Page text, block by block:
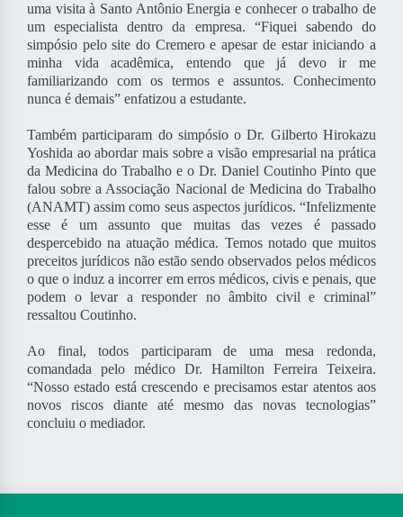
uma visita à Santo Antônio Energia e conhecer o trabalho de
um especialista dentro da empresa. “Fiquei sabendo do
simpósio pelo site do Cremero e apesar de estar iniciando a
minha vida acadêmica, entendo que já devo ir me
familiarizando com os termos e assuntos. Conhecimento
nunca é demais” enfatizou a estudante.
Também participaram do simpósio o Dr. Gilberto Hirokazu
Yoshida ao abordar mais sobre a visão empresarial na prática
da Medicina do Trabalho e o Dr. Daniel Coutinho Pinto que
falou sobre a Associação Nacional de Medicina do Trabalho
(ANAMT) assim como seus aspectos jurídicos. “Infelizmente
esse é um assunto que muitas das vezes é passado
despercebido na atuação médica. Temos notado que muitos
preceitos jurídicos não estão sendo observados pelos médicos
o que o induz a incorrer em erros médicos, civis e penais, que
podem o levar a responder no âmbito civil e criminal”
ressaltou Coutinho.
Ao final, todos participaram de uma mesa redonda,
comandada pelo médico Dr. Hamilton Ferreira Teixeira.
“Nosso estado está crescendo e precisamos estar atentos aos
novos riscos diante até mesmo das novas tecnologias”
concluiu o mediador.